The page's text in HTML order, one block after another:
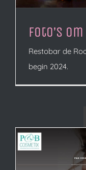
Foto’s
Restobar de
begin 2024.